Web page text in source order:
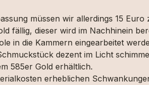
müssen wir allerdings 15
fällig, dieser wird im Nachhinein
in die Kammern eingearbeitet
dezent im Licht
585er Gold erhältlich.
erheblichen